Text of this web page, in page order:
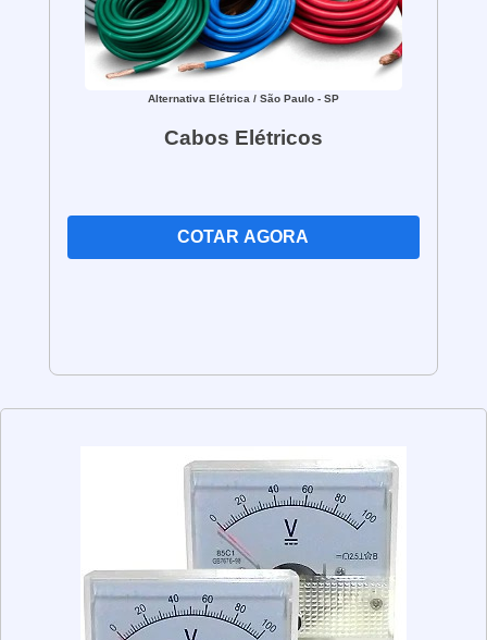
Alternativa Elétrica / São Paulo - SP
Cabos Elétricos
COTAR AGORA